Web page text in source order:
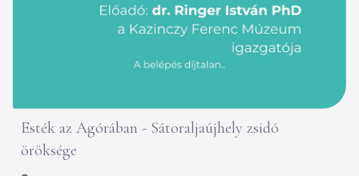
Esték az Agórában - Sátoraljaújhely zsidó
öröksége